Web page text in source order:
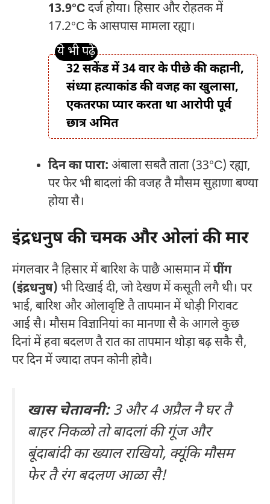
13.9°Cदर्ज होया। हिसार और रोहतक में
17.2°C के आसपास मामला रह्या।
32 सकेंड में 34 वार के पीछे की कहानी,
संध्या हत्याकांड की वजह का खुलासा,
एकतरफा प्यार करता था आरोपी पूर्व
छात्र अमित
दिन का पारा: अंबाला सबतै ताता (33°C) रह्या,
पर फेर भी बादलां की वजह तै मौसम सुहाणा बण्या
होया सै।
इंद्रधनुष की चमक और ओलां की मार
मंगलवार नै हिसार में बारिश के पाछै आसमान मेंपींग
(इंद्रधनुष) भी दिखाई दी, जो देखण में कसूती लगै थी। पर
भाई, बारिश और ओलावृष्टि तै तापमान में थोड़ी गिरावट
आई सै। मौसम विज्ञानियां का मानणा सै के आगले कुछ
दिनां में हवा बदलण तै रात का तापमान थोड़ा बढ़ सकै सै,
पर दिन में ज्यादा तपन कोनी होवै।
खास चेतावनी:3 और 4 अप्रैल नै घर तै
बाहर निकळो तो बादलां की गूंज और
बूंदाबांदी का ख्याल राखियो, क्यूंकि मौसम
फेर तै रंग बदलण आळा सै!